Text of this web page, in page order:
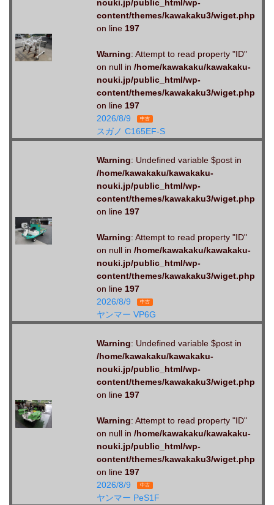
nouki.jp/public_html/wp-
content/themes/kawakaku3/wiget.php
on line 197
Warning: Attempt to read property "ID"
on null in /home/kawakaku/kawakaku-
nouki.jp/public_html/wp-
content/themes/kawakaku3/wiget.php
on line 197
2026/8/9
中古
スガノ C165EF-S
Warning: Undefined variable $post in
/home/kawakaku/kawakaku-
nouki.jp/public_html/wp-
content/themes/kawakaku3/wiget.php
on line 197
Warning: Attempt to read property "ID"
on null in /home/kawakaku/kawakaku-
nouki.jp/public_html/wp-
content/themes/kawakaku3/wiget.php
on line 197
2026/8/9
中古
ヤンマー VP6G
Warning: Undefined variable $post in
/home/kawakaku/kawakaku-
nouki.jp/public_html/wp-
content/themes/kawakaku3/wiget.php
on line 197
Warning: Attempt to read property "ID"
on null in /home/kawakaku/kawakaku-
nouki.jp/public_html/wp-
content/themes/kawakaku3/wiget.php
on line 197
2026/8/9
中古
ヤンマー PeS1F